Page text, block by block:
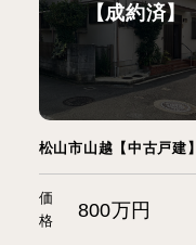
【成約済】
松山市山越【中古戸建】
価
格
800万円